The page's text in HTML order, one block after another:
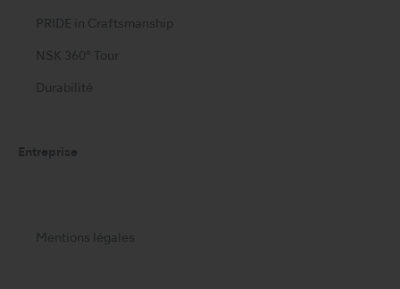
PRIDE in Craftsmanship
NSK 360° Tour
Durabilité
Entreprise
Mentions légales